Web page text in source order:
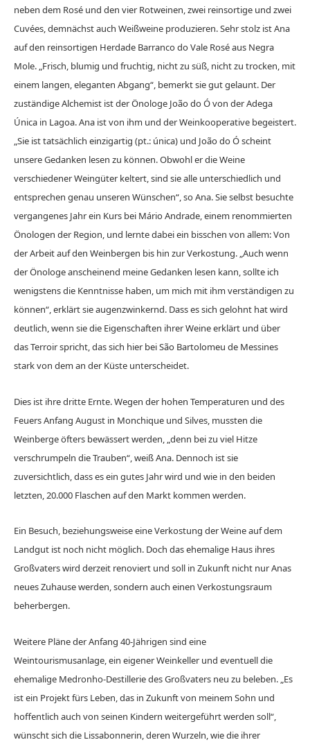
neben dem Rosé und den vier Rotweinen, zwei reinsortige und zwei
Cuvées, demnächst auch Weißweine produzieren. Sehr stolz ist Ana
auf den reinsortigen Herdade Barranco do Vale Rosé aus Negra
Mole. „Frisch, blumig und fruchtig, nicht zu süß, nicht zu trocken, mit
einem langen, eleganten Abgang“, bemerkt sie gut gelaunt. Der
zuständige Alchemist ist der Önologe João do Ó von der Adega
Única in Lagoa. Ana ist von ihm und der Weinkooperative begeistert.
„Sie ist tatsächlich einzigartig (pt.: única) und João do Ó scheint
unsere Gedanken lesen zu können. Obwohl er die Weine
verschiedener Weingüter keltert, sind sie alle unterschiedlich und
entsprechen genau unseren Wünschen“, so Ana. Sie selbst besuchte
vergangenes Jahr ein Kurs bei Mário Andrade, einem renommierten
Önologen der Region, und lernte dabei ein bisschen von allem: Von
der Arbeit auf den Weinbergen bis hin zur Verkostung. „Auch wenn
der Önologe anscheinend meine Gedanken lesen kann, sollte ich
wenigstens die Kenntnisse haben, um mich mit ihm verständigen zu
können“, erklärt sie augenzwinkernd. Dass es sich gelohnt hat wird
deutlich, wenn sie die Eigenschaften ihrer Weine erklärt und über
das Terroir spricht, das sich hier bei São Bartolomeu de Messines
stark von dem an der Küste unterscheidet.
Dies ist ihre dritte Ernte. Wegen der hohen Temperaturen und des
Feuers Anfang August in Monchique und Silves, mussten die
Weinberge öfters bewässert werden, „denn bei zu viel Hitze
verschrumpeln die Trauben“, weiß Ana. Dennoch ist sie
zuversichtlich, dass es ein gutes Jahr wird und wie in den beiden
letzten, 20.000 Flaschen auf den Markt kommen werden.
Ein Besuch, beziehungsweise eine Verkostung der Weine auf dem
Landgut ist noch nicht möglich. Doch das ehemalige Haus ihres
Großvaters wird derzeit renoviert und soll in Zukunft nicht nur Anas
neues Zuhause werden, sondern auch einen Verkostungsraum
beherbergen.
Weitere Pläne der Anfang 40-Jährigen sind eine
Weintourismusanlage, ein eigener Weinkeller und eventuell die
ehemalige Medronho-Destillerie des Großvaters neu zu beleben. „Es
ist ein Projekt fürs Leben, das in Zukunft von meinem Sohn und
hoffentlich auch von seinen Kindern weitergeführt werden soll“,
wünscht sich die Lissabonnerin, deren Wurzeln, wie die ihrer